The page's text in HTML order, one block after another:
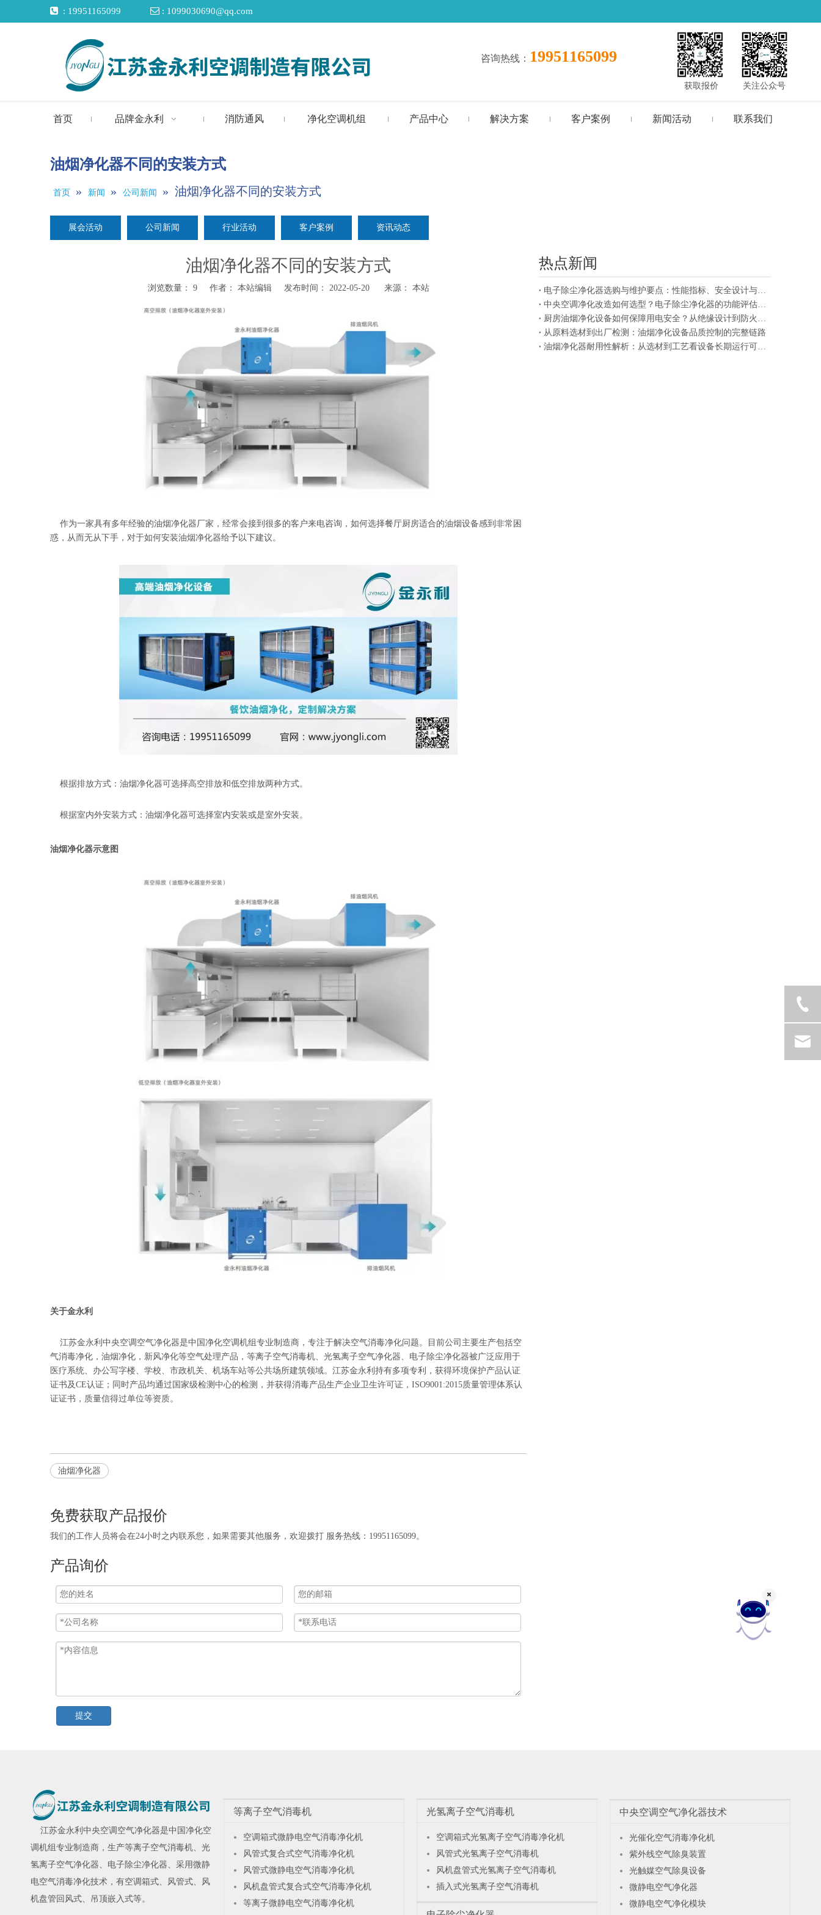
 : 19951165099  : 1099030690@qq.com
咨询热线 ： 19951165099
获取报价 关注公众号
首页 品牌金永利 消防通风 净化空调机组 产品中心 解决方案 客户案例 新闻活动 联系我们
油烟净化器不同的安装方式
首页 » 新闻 » 公司新闻 » 油烟净化器不同的安装方式
展会活动 公司新闻 行业活动 客户案例 资讯动态
油烟净化器不同的安装方式
浏览数量： 9作者： 本站编辑 发布时间： 2022-05-20 来源： 本站
作为一家具有多年经验的油烟净化器厂家，经常会接到很多的客户来电咨询，如何选择餐厅厨房适合的油烟设备感到非常困
惑，从而无从下手，对于如何安装油烟净化器给予以下建议。
根据排放方式：油烟净化器可选择高空排放和低空排放两种方式。
根据室内外安装方式：油烟净化器可选择室内安装或是室外安装。
油烟净化器示意图
关于金永利
江苏金永利 中央空调空气净化器是中国净化空调机组专业制造商，专注于解决空气消毒净化问题。目前公司主要生产包括空
气消毒净化，油烟净化，新风净化等空气处理产品， 等离子空气消毒机、 光氢离子空气净化器、 电子除尘净化器被广泛应用于
医疗系统、办公写字楼、学校、市政机关、机场车站等公共场所建筑领域。江苏金永利持有多项专利，获得环境保护产品认证
证书及CE认证；同时产品均通过国家级检测中心的检测，并获得消毒产品生产企业卫生许可证，ISO9001:2015质量管理体系认
证证书，质量信得过单位等资质。
油烟净化器
免费获取产品报价
我们的工作人员将会在24小时之内联系您，如果需要其他服务，欢迎拨打 服务热线：19951165099。
产品询价
提交
热点新闻
电子除尘净化器选购与维护要点：性能指标、安全设计与使用成本解析
中央空调净化改造如何选型？电子除尘净化器的功能评估与采购参考
厨房油烟净化设备如何保障用电安全？从绝缘设计到防火保护的机制解析
从原料选材到出厂检测：油烟净化设备品质控制的完整链路
油烟净化器耐用性解析：从选材到工艺看设备长期运行可靠性
江苏金永利 中央空调空气净化器是中国净化空
调机组专业制造商，生产等离子空气消毒机、 光
氢离子空气净化器、 电子除尘净化器、采用微静
电空气消毒净化技术，有空调箱式、风管式、风
机盘管回风式、吊顶嵌入式等。
等离子空气消毒机
空调箱式微静电空气消毒净化机
风管式复合式空气消毒净化机
风管式微静电空气消毒净化机
风机盘管式复合式空气消毒净化机
等离子微静电空气消毒净化机
光氢离子空气消毒机
空调箱式光氢离子空气消毒净化机
风管式光氢离子空气消毒机
风机盘管式光氢离子空气消毒机
插入式光氢离子空气消毒机
中央空调空气净化器技术
光催化空气消毒净化机
紫外线空气除臭装置
光触媒空气除臭设备
微静电空气净化器
微静电空气净化模块